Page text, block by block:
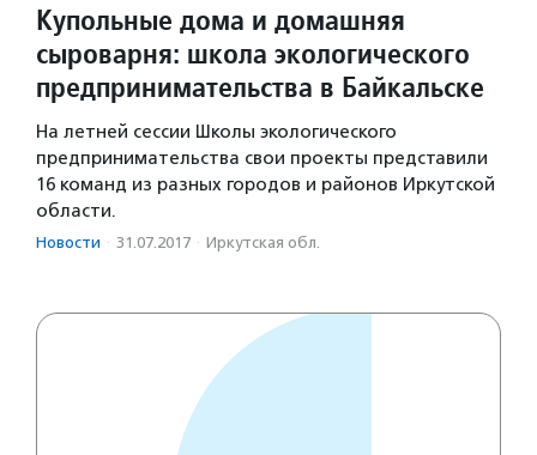
Купольные дома и домашняя
сыроварня: школа экологического
предпринимательства в Байкальске
На летней сессии Школы экологического
предпринимательства свои проекты представили
16 команд из разных городов и районов Иркутской
области.
Новости · 31.07.2017 · Иркутская обл.